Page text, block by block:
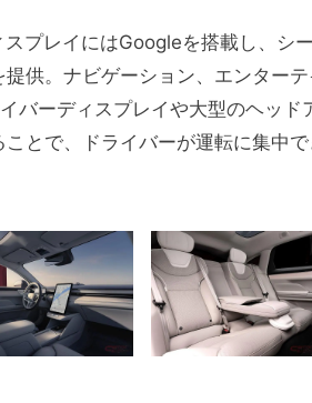
プレイにはGoogleを搭載し、シ
供。ナビゲーション、エンター
バーディスプレイや大型のヘッ
とで、ドライバーが運転に集中